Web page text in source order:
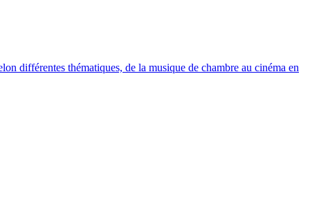
différentes thématiques, de la musique de chambre au cinéma en